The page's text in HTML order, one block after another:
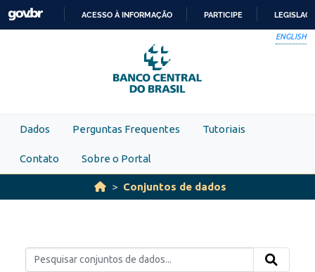
Skip to main content
PARA
O
CONTEÚDO
ACESSO À INFORMAÇÃO PARTICIPE
ENGLISH
Dados Perguntas Frequentes Tutoriais
Contato Sobre o Portal
Conjuntos de dados